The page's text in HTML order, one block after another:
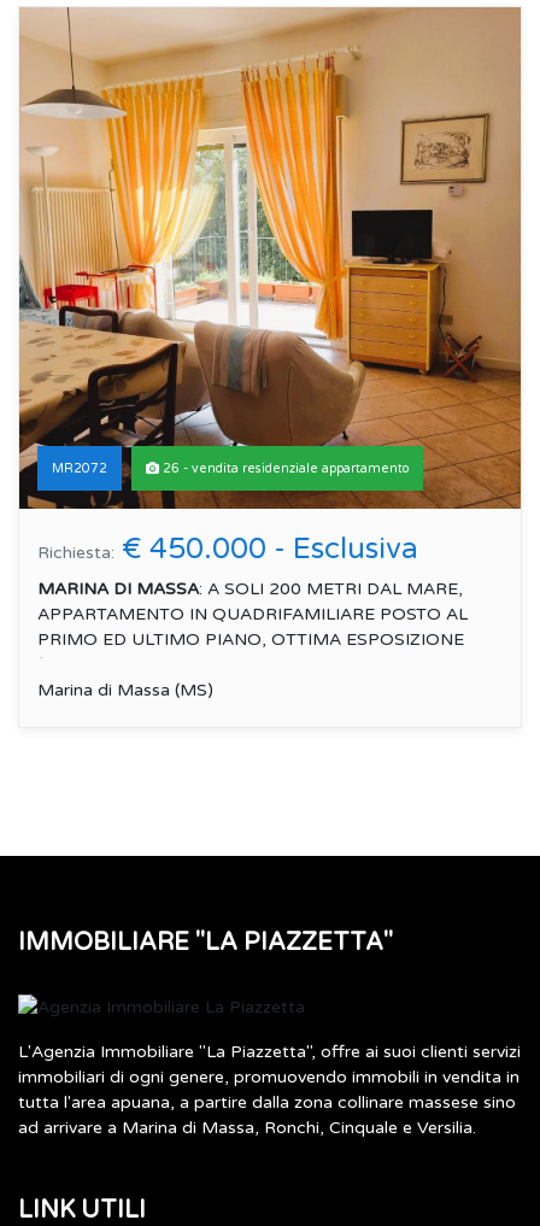
MR2072 26 - vendita residenziale appartamento
Richiesta: € 450.000 - Esclusiva
MARINA DI MASSA: A SOLI 200 METRI DAL MARE,
APPARTAMENTO IN QUADRIFAMILIARE POSTO AL
PRIMO ED ULTIMO PIANO, OTTIMA ESPOSIZIONE
(MO...
Marina di Massa (MS)
IMMOBILIARE "LA PIAZZETTA"
L'Agenzia Immobiliare "La Piazzetta", offre ai suoi clienti servizi
immobiliari di ogni genere, promuovendo immobili in vendita in
tutta l'area apuana, a partire dalla zona collinare massese sino
ad arrivare a Marina di Massa, Ronchi, Cinquale e Versilia.
LINK UTILI